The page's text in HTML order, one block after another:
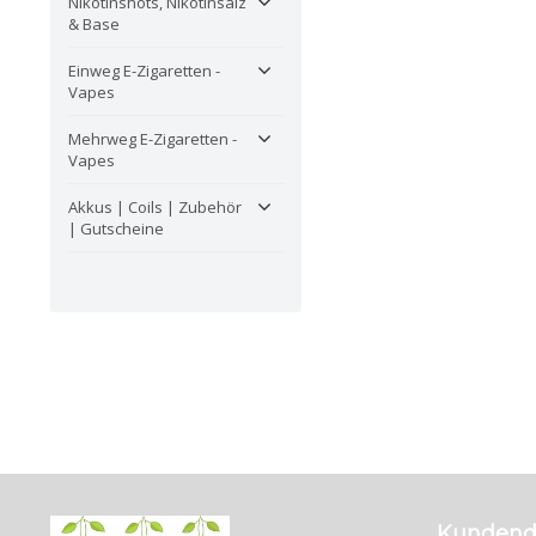
& Base
Einweg E-Zigaretten -
Vapes
Mehrweg E-Zigaretten -
Vapes
Akkus | Coils | Zubehör
| Gutscheine